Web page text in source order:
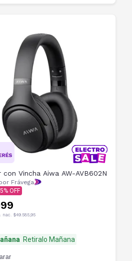
con Vincha Aiwa AW-AVB602N
Frávega
nac. $49.585,95
Retiralo Mañana